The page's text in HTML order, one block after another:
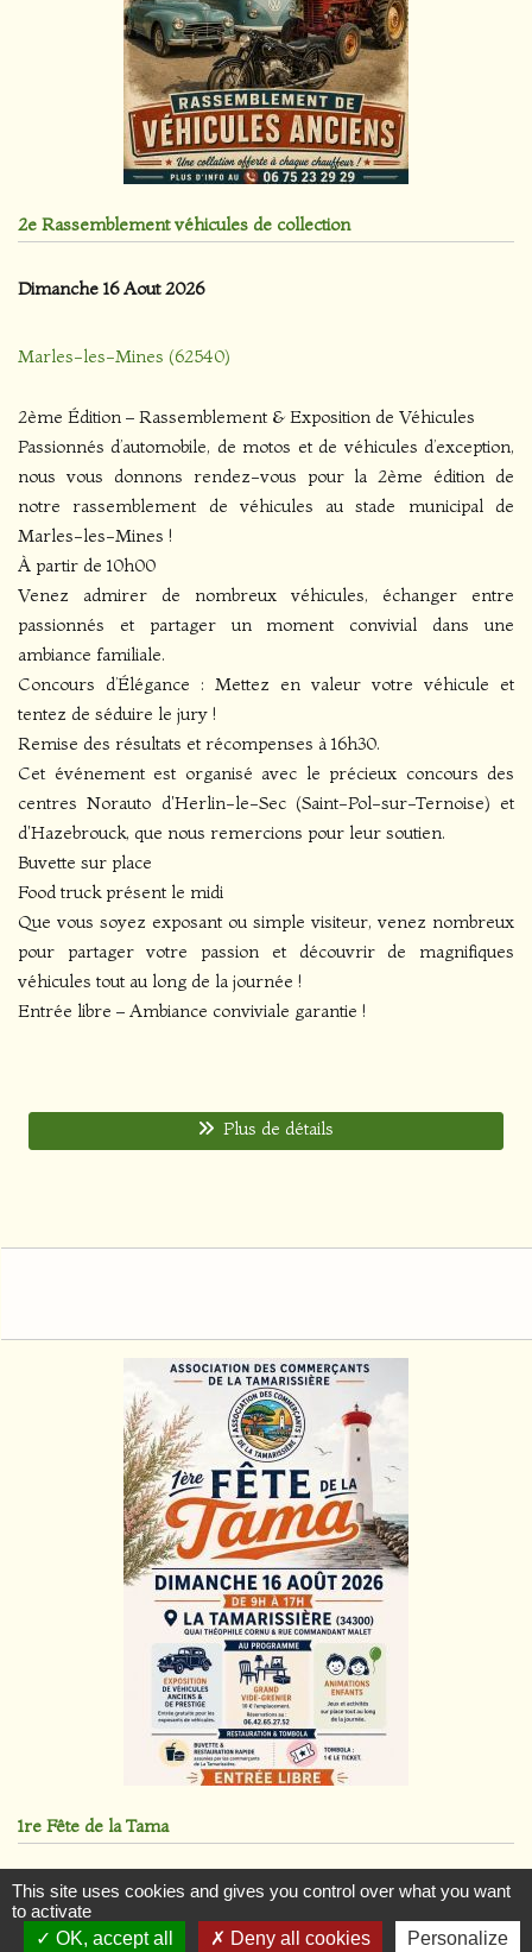
2e Rassemblement véhicules de collection
Dimanche 16 Aout 2026
Marles-les-Mines (62540)
2ème Édition – Rassemblement & Exposition de Véhicules
Passionnés d’automobile, de motos et de véhicules d’exception,
nous vous donnons rendez-vous pour la 2ème édition de
notre rassemblement de véhicules au stade municipal de
Marles-les-Mines !
À partir de 10h00
Venez admirer de nombreux véhicules, échanger entre
passionnés et partager un moment convivial dans une
ambiance familiale.
Concours d’Élégance : Mettez en valeur votre véhicule et
tentez de séduire le jury !
Remise des résultats et récompenses à 16h30.
Cet événement est organisé avec le précieux concours des
centres Norauto d'Herlin-le-Sec (Saint-Pol-sur-Ternoise) et
d'Hazebrouck, que nous remercions pour leur soutien.
Buvette sur place
Food truck présent le midi
Que vous soyez exposant ou simple visiteur, venez nombreux
pour partager votre passion et découvrir de magnifiques
véhicules tout au long de la journée !
Entrée libre – Ambiance conviviale garantie !
Plus de détails
1re Fête de la Tama
Dimanche 16 Aout 2026
This site uses cookies and gives you control over what you want
to activate
OK, accept all
Deny all cookies Personalize